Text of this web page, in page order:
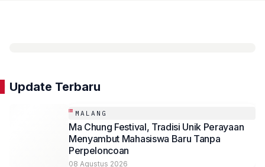
Update Terbaru
MALANG
Ma Chung Festival, Tradisi Unik Perayaan
Menyambut Mahasiswa Baru Tanpa
Perpeloncoan
08 Agustus 2026